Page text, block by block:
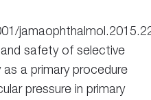
safety of selective
a primary procedure
pressure in primary